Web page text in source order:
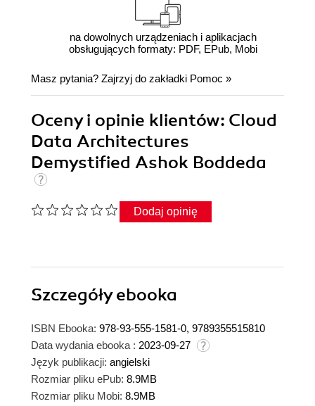
na dowolnych urządzeniach i aplikacjach
obsługujących formaty: PDF, EPub, Mobi
Masz pytania? Zajrzyj do zakładki Pomoc »
Oceny i opinie klientów: Cloud
Data Architectures
Demystified Ashok Boddeda
Dodaj opinię
Szczegółyebooka
ISBN Ebooka: 978-93-555-1581-0, 9789355515810
Data wydania ebooka : 2023-09-27
Język publikacji: angielski
Rozmiar pliku ePub: 8.9MB
Rozmiar pliku Mobi: 8.9MB